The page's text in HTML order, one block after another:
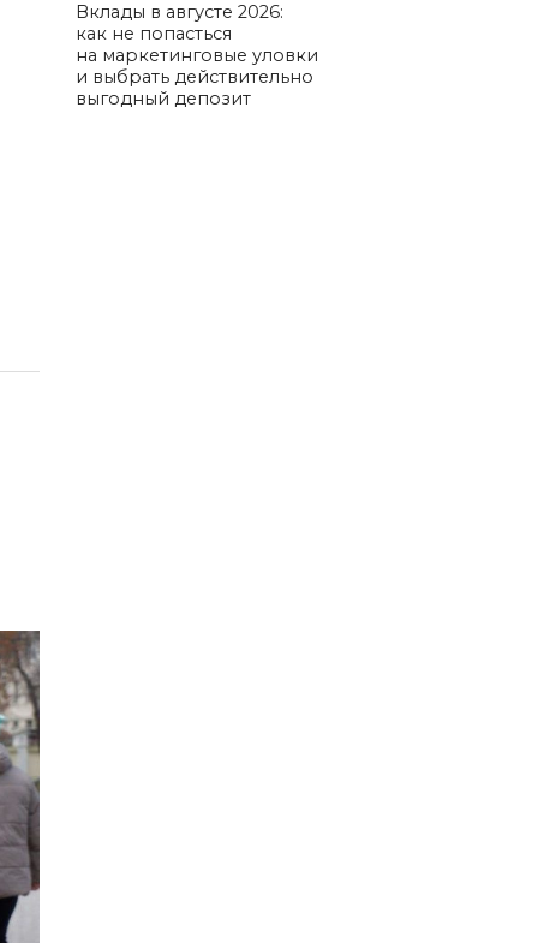
Вклады в августе 2026:
как не попасться
на маркетинговые уловки
и выбрать действительно
выгодный депозит